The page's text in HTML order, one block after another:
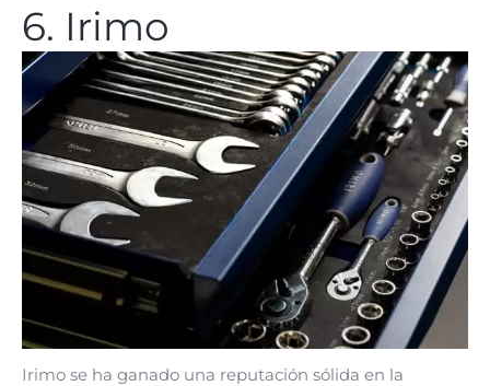
6. Irimo
Irimo se ha ganado una reputación sólida en la